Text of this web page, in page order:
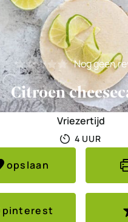
Nog geen
Citroen
Vriezertijd
4UUR
UUR
opslaan
pinterest